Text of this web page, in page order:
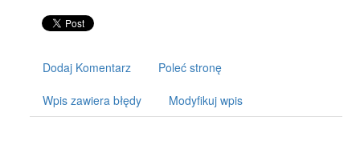
Dodaj Komentarz Poleć stronę
Wpis zawiera błędy Modyfikuj wpis